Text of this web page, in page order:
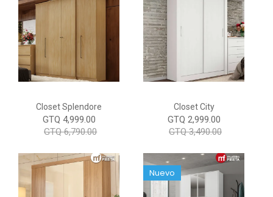
Closet Splendore
GTQ 4,999.00
GTQ 6,790.00
Closet City
GTQ 2,999.00
GTQ 3,490.00
Nuevo